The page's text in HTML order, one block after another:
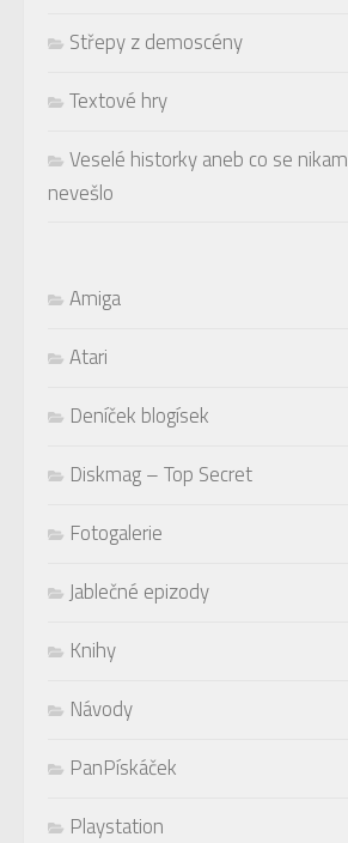
Střepy z demoscény
Textové hry
Veselé historky aneb co se nikam
nevešlo
Amiga
Atari
Deníček blogísek
Diskmag – Top Secret
Fotogalerie
Jablečné epizody
Knihy
Návody
PanPískáček
Playstation